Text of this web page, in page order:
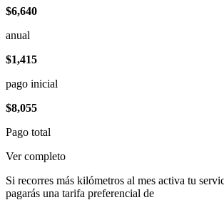
$6,640
anual
$1,415
pago inicial
$8,055
Pago total
Ver completo
Si recorres más kilómetros al mes activa tu
pagarás una tarifa preferencial de